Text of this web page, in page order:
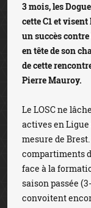
3 mois, les
cette C1 et
un succès
en tête de son
de cette
Pierre Mauroy.
Le LOSC ne
actives en
mesure de
compartiments
face à la
saison passée
convoitent